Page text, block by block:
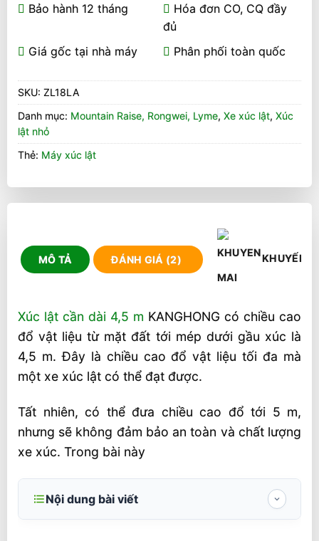
Bảo hành 12 tháng
Hóa đơn CO, CQ đầy
đủ
Giá gốc tại nhà máy
Phân phối toàn quốc
SKU: ZL18LA
Danh mục: Mountain Raise, Rongwei, Lyme, Xe xúc lật, Xúc
lật nhỏ
Thẻ: Máy xúc lật
MÔ TẢ ĐÁNH GIÁ (2) KHUYẾN
Xúc lật cần dài 4,5 m KANGHONG có chiều cao
đổ vật liệu từ mặt đất tới mép dưới gầu xúc là
4,5 m. Đây là chiều cao đổ vật liệu tối đa mà
một xe xúc lật có thể đạt được.
Tất nhiên, có thể đưa chiều cao đổ tới 5 m,
nhưng sẽ không đảm bảo an toàn và chất lượng
xe xúc. Trong bài này
Nội dung bài viết